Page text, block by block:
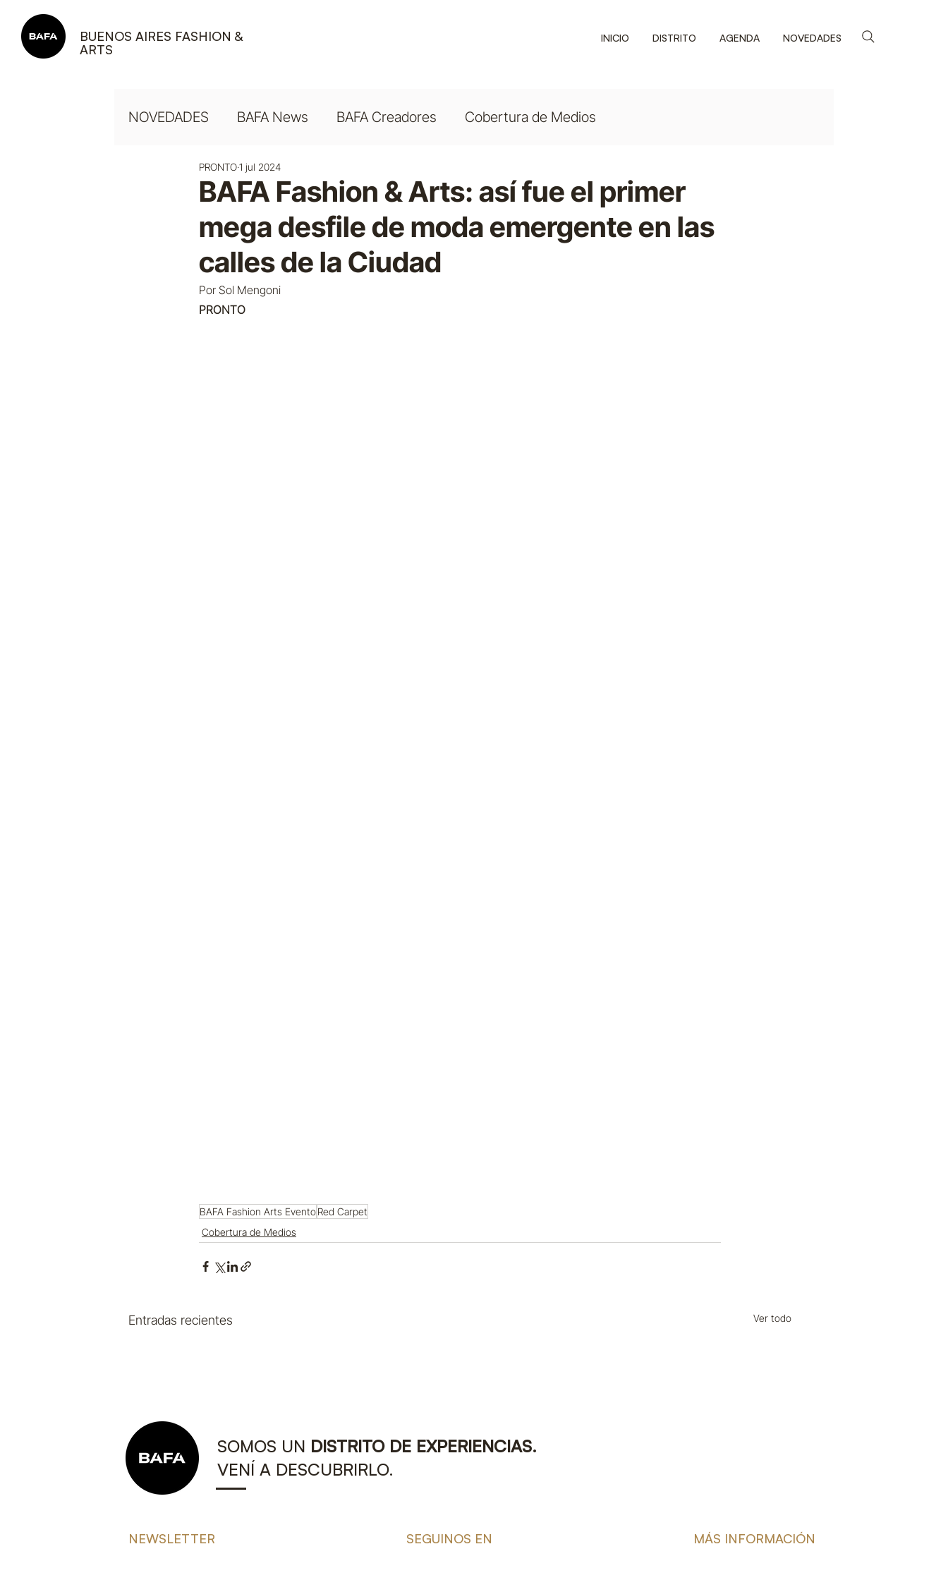
BUENOS AIRES FASHION &
ARTS
INICIO DISTRITO AGENDA NOVEDADES
NOVEDADES BAFA News BAFA Creadores Cobertura de Medios
BAFA Fashion & Arts: así fue el primer
mega desfile de moda emergente en las
calles de la Ciudad
PRONTO1 jul 2024
Por Sol Mengoni
PRONTO
BAFA Fashion Arts EventoRed Carpet
Cobertura de Medios
Entradas recientes Ver todo
SOMOS UN DISTRITO DE EXPERIENCIAS.
VENÍ A DESCUBRIRLO.
NEWSLETTER SEGUINOS EN MÁS INFORMACIÓN